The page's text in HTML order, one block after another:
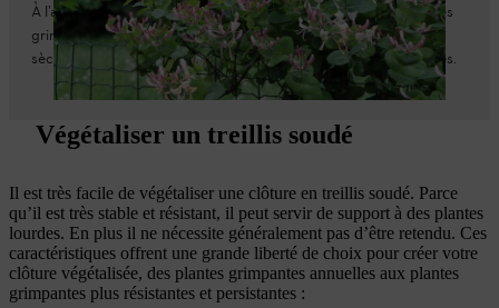
À l’automne, les clôtures à mailles serrées recouvertes de plantes
grimpantes annuelles doivent être débarrassées des pousses
sèches. Vous pouvez le faire à la main ou avec un râteau à feuilles.
Végétaliser un treillis soudé
Il est très facile de végétaliser une clôture en treillis soudé. Parce
qu’il est très stable et résistant, il peut servir de support à des plantes
lourdes. En plus il ne nécessite généralement pas d’être retendu. Ces
caractéristiques offrent une grande liberté de choix pour créer votre
clôture végétalisée, des plantes grimpantes annuelles aux plantes
grimpantes plus résistantes et persistantes :